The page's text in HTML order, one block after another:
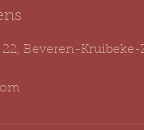
Beveren-